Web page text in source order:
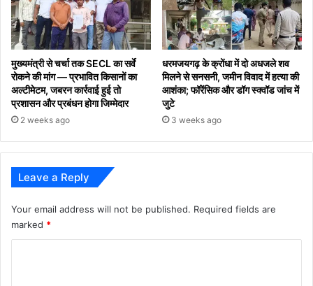
मुख्यमंत्री से चर्चा तक SECL का सर्वे
रोकने की मांग — प्रभावित किसानों का
अल्टीमेटम, जबरन कार्रवाई हुई तो
प्रशासन और प्रबंधन होगा जिम्मेदार
2 weeks ago
धरमजयगढ़ के क्रोंधा में दो अधजले शव
मिलने से सनसनी, जमीन विवाद में हत्या की
आशंका; फॉरेंसिक और डॉग स्क्वॉड जांच में
जुटे
3 weeks ago
Leave a Reply
Your email address will not be published. Required fields are
marked *